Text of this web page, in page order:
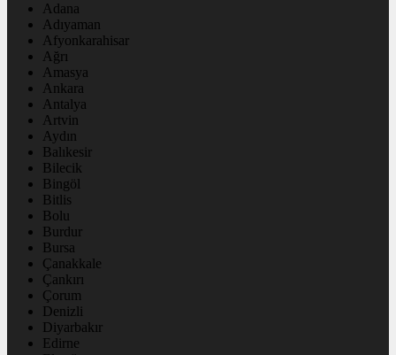
Adana
Adıyaman
Afyonkarahisar
Ağrı
Amasya
Ankara
Antalya
Artvin
Aydın
Balıkesir
Bilecik
Bingöl
Bitlis
Bolu
Burdur
Bursa
Çanakkale
Çankırı
Çorum
Denizli
Diyarbakır
Edirne